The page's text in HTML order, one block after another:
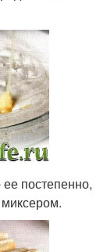
постепенно,